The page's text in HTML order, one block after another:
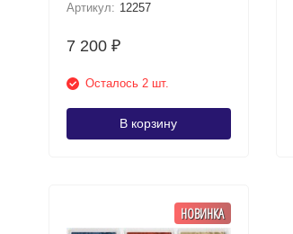
Артикул: 12257
7 200 ₽
Осталось 2 шт.
В корзину
НОВИНКА